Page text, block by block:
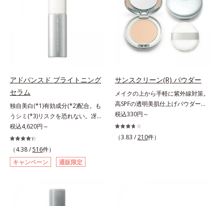
リモニウム、フェノキシエタノー
ル）*2 髪の乾燥、乾燥によるパサ
つき*3 毛髪にうるおい、ハリを与
えること
汗・水・皮脂をはじきながら、美容
成分がうるおいをキープ。Wの機能
でメイクをくずさずガードします。
さらに保湿成分配合でうるおい感が
続き、エアコンなどによる乾燥も防
イ酸、ジメチコン配合＝汗や水、皮
脂をはじき、メイクくずれを防ぐ成
分*2 オリーブ葉エキス、ゴレンシ
葉エキス、加水分解ヒアルロン酸、
異性化糖配合＝保湿成分【ご使用方
法】2層タイプなので、必ず容器を
よく振ってからお使いください。メ
イクの仕上げに、顔から20cm程度
離し、目と口を閉じて、顔全体に適
量吹きかけてください。（5～6プッ
触れずに乾くまでそのままお待ちく
作りのサポートをします。* 肌にハ
リを与え若々しい印象
アドバンスド ブライトニング
セラム
独自美白(*1)有効成分(*2)配合。も
うシミ(*3)リスクを恐れない。冴え
わたる透明美肌(*4)へ。先端肌科学
が導く、透明感あふれる輝き(*4)
へ。今の自分の肌も未来の肌もあき
らめない、自分史上最高の冴えわた
る透明美肌(*4)を目指すには、美肌
ミを予防するお手入れを続けること
税込4,620円～
（4.38 /516件）
キャンペーン
通販限定
サンスクリーン(R) パウダー
メイクの上から手軽に紫外線対策。
高SPFの透明美肌仕上げパウダー。
メイクの上から手を汚さずに紫外線
対策ができるUVカットパウダーで
す。“素肌のようななめらかな軽
税込330円～
（3.83 /210件）